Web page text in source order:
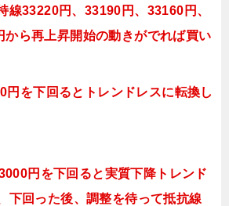
線33220円、33190円、 33160円、
から再上昇開始の動きがでれば買い
円を下回ると トレンドレスに転換し
円を下回ると実質下降トレンド
下回った後、調整を待って抵抗線